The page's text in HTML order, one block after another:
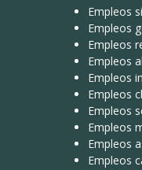
Empleos
Empleos
Empleos
Empleos
Empleos
Empleos
Empleos
Empleos
Empleos
Empleos